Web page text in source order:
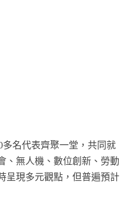
名代表齊聚一堂，共同就
、無人機、數位創新、勞動
呈現多元觀點，但普遍預計